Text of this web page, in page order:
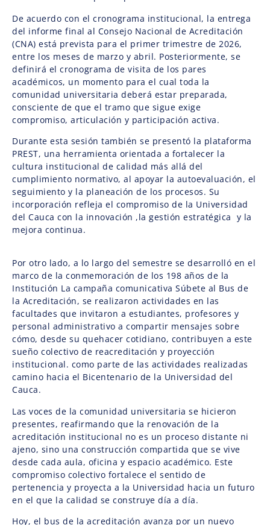
De acuerdo con el cronograma institucional, la entrega
del informe final al Consejo Nacional de Acreditación
(CNA) está prevista para el primer trimestre de 2026,
entre los meses de marzo y abril. Posteriormente, se
definirá el cronograma de visita de los pares
académicos, un momento para el cual toda la
comunidad universitaria deberá estar preparada,
consciente de que el tramo que sigue exige
compromiso, articulación y participación activa.
Durante esta sesión también se presentó la plataforma
PREST, una herramienta orientada a fortalecer la
cultura institucional de calidad más allá del
cumplimiento normativo, al apoyar la autoevaluación, el
seguimiento y la planeación de los procesos. Su
incorporación refleja el compromiso de la Universidad
del Cauca con la innovación ,la gestión estratégica y la
mejora continua.
Por otro lado, a lo largo del semestre se desarrolló en el
marco de la conmemoración de los 198 años de la
Institución La campaña comunicativa Súbete al Bus de
la Acreditación, se realizaron actividades en las
facultades que invitaron a estudiantes, profesores y
personal administrativo a compartir mensajes sobre
cómo, desde su quehacer cotidiano, contribuyen a este
sueño colectivo de reacreditación y proyección
institucional. como parte de las actividades realizadas
camino hacia el Bicentenario de la Universidad del
Cauca.
Las voces de la comunidad universitaria se hicieron
presentes, reafirmando que la renovación de la
acreditación institucional no es un proceso distante ni
ajeno, sino una construcción compartida que se vive
desde cada aula, oficina y espacio académico. Este
compromiso colectivo fortalece el sentido de
pertenencia y proyecta a la Universidad hacia un futuro
en el que la calidad se construye día a día.
Hoy, el bus de la acreditación avanza por un nuevo